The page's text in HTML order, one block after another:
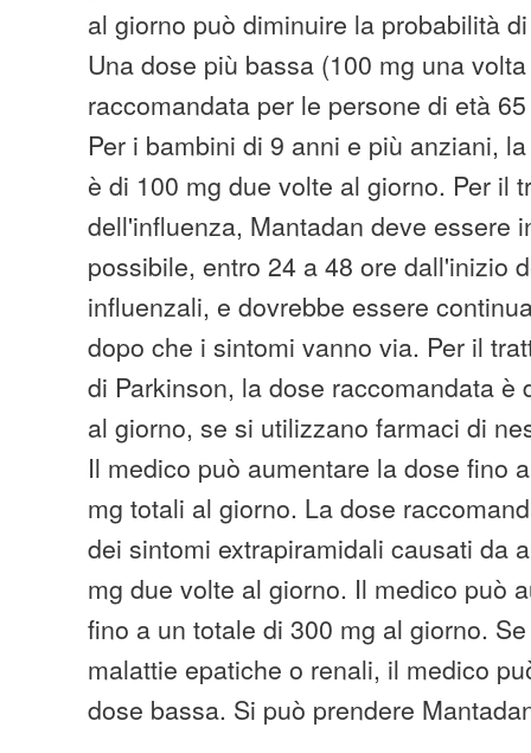
al giorno può diminuire la probabilità
Una dose più bassa (100 mg una
raccomandata per le persone di età
Per i bambini di 9 anni e più anziani,
è di 100 mg due volte al giorno. Per il
dell'influenza, Mantadan deve essere
possibile, entro 24 a 48 ore dall'inizio
influenzali, e dovrebbe essere
dopo che i sintomi vanno via. Per il
di Parkinson, la dose raccomandata è
al giorno, se si utilizzano farmaci di
Il medico può aumentare la dose fino
mg totali al giorno. La dose
dei sintomi extrapiramidali causati da
mg due volte al giorno. Il medico può
fino a un totale di 300 mg al giorno.
malattie epatiche o renali, il medico
dose bassa. Si può prendere